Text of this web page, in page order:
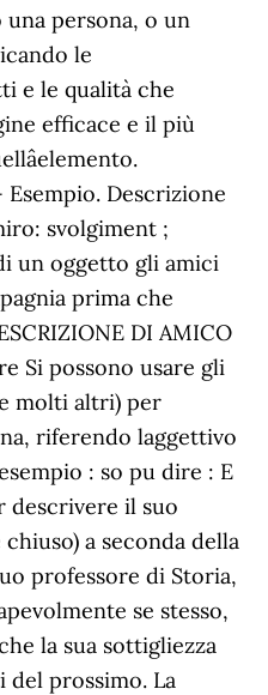
una persona, o un
le
e le qualità che
efficace e il più
Descrizione
svolgiment ;
un oggetto gli amici
prima che
DI AMICO
Si possono usare gli
molti altri) per
riferendo laggettivo
: so pu dire : E
descrivere il suo
a seconda della
professore di Storia,
se stesso,
la sua sottigliezza
prossimo. La